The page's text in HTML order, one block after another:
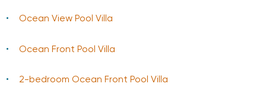
Ocean View Pool Villa
Ocean Front Pool Villa
2-bedroom Ocean Front Pool Villa